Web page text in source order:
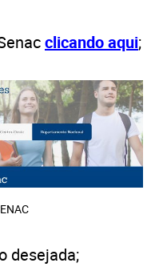
clicando aqui;
desejada;